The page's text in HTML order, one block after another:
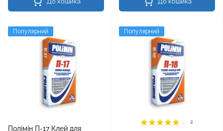
Популярний
Полімін П-17 Клей для
Популярний
2